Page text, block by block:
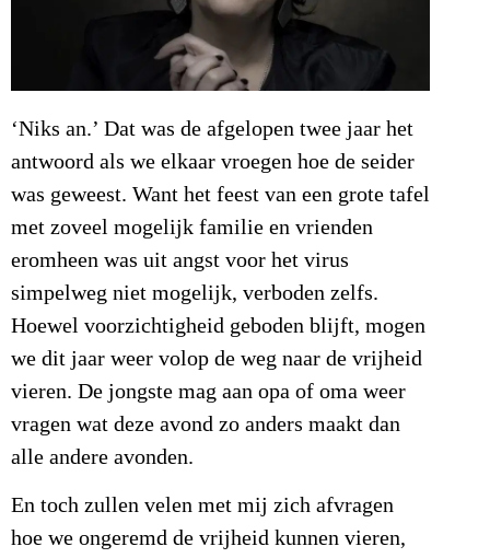
‘Niks an.’ Dat was de afgelopen twee jaar het
antwoord als we elkaar vroegen hoe de seider
was geweest. Want het feest van een grote tafel
met zoveel mogelijk familie en vrienden
eromheen was uit angst voor het virus
simpelweg niet mogelijk, verboden zelfs.
Hoewel voorzichtigheid geboden blijft, mogen
we dit jaar weer volop de weg naar de vrijheid
vieren. De jongste mag aan opa of oma weer
vragen wat deze avond zo anders maakt dan
alle andere avonden.
En toch zullen velen met mij zich afvragen
hoe we ongeremd de vrijheid kunnen vieren,